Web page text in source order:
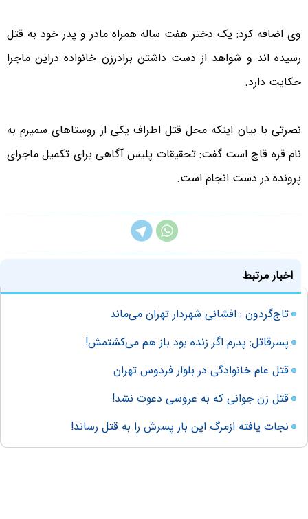
وی اضافه کرد: یک دختر هفت ساله همراه مادر و پدر خود به قتل
رسیده اند و شواهد از دست داشتن برادرزن خانواده دراین ماجرا
حکایت دارد.
نصرتی با بیان اینکه محل قتل اطراف یکی از روستاهای سمیرم به
نام قره قاچ است گفت: تحقیقات پلیس آگاهی برای تکمیل ماجرای
پرونده در دست انجام است.
اخبار مرتبط
تاج‌گردون : افشانی شهردار تهران می‌ماند
پسرقاتل: پدرم اگر زنده بود باز هم می‌کشتمش!
قتل عام خانوادگی در بلوار فردوس تهران
قتل زن جوانی که به عروسی دعوت نشد!
نجات یافته ازمرگ این بار پسرش را به قتل رساند!